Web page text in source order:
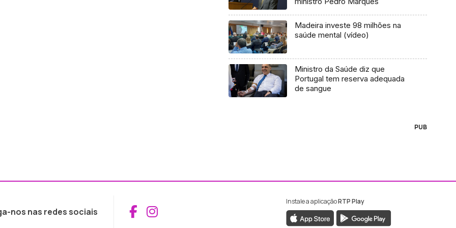
Madeira investe 98 milhões na
saúde mental (vídeo)
Ministro da Saúde diz que
Portugal tem reserva adequada
de sangue
PUB
nos nas redes sociais Aceder ao Facebook da RTP Madeira
Aceder ao Instagram da RTP Madeira
Instale a aplicaçãoRTP Play